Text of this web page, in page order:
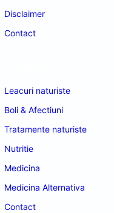
Disclaimer
Contact
Leacuri naturiste
Boli & Afectiuni
Tratamente naturiste
Nutritie
Medicina
Medicina Alternativa
Contact